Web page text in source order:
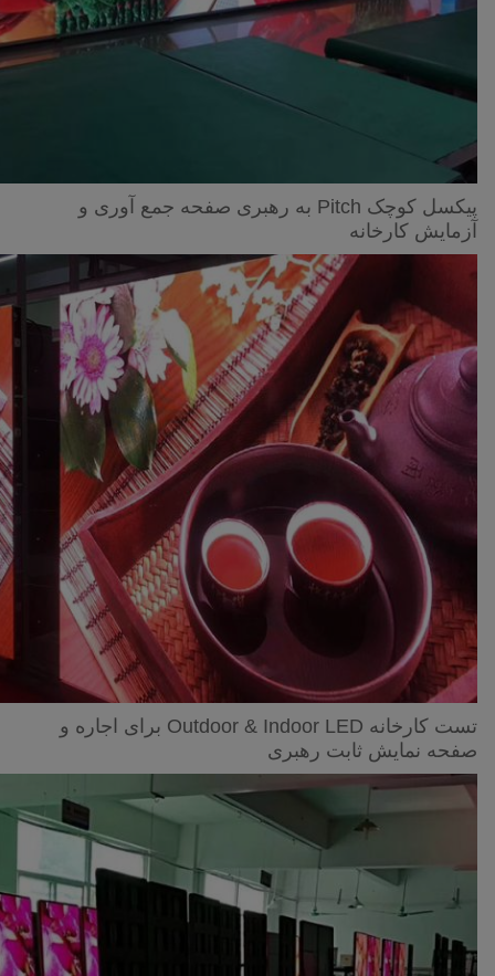
پیکسل کوچک Pitch به رهبری صفحه جمع آوری و
آزمایش کارخانه
تست کارخانه Outdoor & Indoor LED برای اجاره و
صفحه نمایش ثابت رهبری